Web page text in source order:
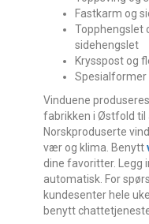
Fastkarm og
Topphengslet
sidehengslet
Krysspost og
Spesialformer
Vinduene
fabrikken i Østfold til
Norskproduserte
vær og klima. Benytt
dine favoritter. Legg
automatisk. For
kundesenter hele
benytt